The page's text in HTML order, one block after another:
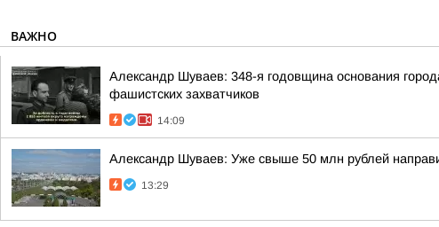
ВАЖНО
Александр Шуваев: 348-я годовщина основания
фашистских захватчиков
14:09
Александр Шуваев: Уже свыше 50 млн рублей
13:29